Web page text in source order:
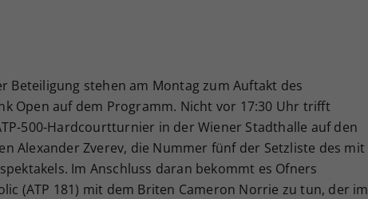
Beteiligung stehen am Montag zum Auftakt des
Open auf dem Programm. Nicht vor 17:30 Uhr trifft
500-Hardcourtturnier in der Wiener Stadthalle auf den
Alexander Zverev, die Nummer fünf der Setzliste des mit
Im Anschluss daran bekommt es Ofners
(ATP 181) mit dem Briten Cameron Norrie zu tun, der im